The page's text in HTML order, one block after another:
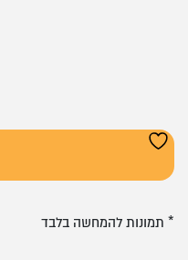
* תמונות להמחשה בלבד